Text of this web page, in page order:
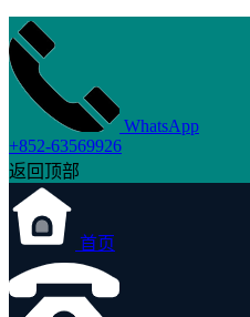
WhatsApp
+852-63569926
返回顶部
首页